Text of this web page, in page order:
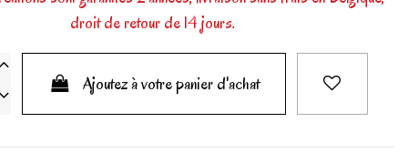
droit de retour de 14 jours.
Ajoutez à votre panier d'achat